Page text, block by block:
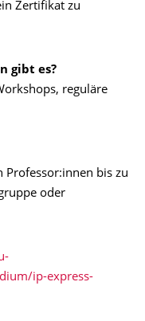
Zertifikat zu
gibt es?
reguläre
Professor:innen bis zu
oder
ip-express-